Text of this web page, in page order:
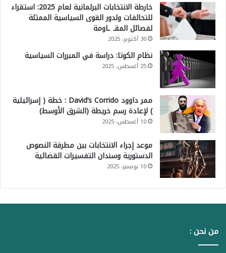
خارطة الانتخابات البرلمانية لعام 2025: استقراء
للتحالفات ولدور القوى السياسية الممثلة
لفصائل المقـ ـاومة
30 أكتوبر، 2025
نظام الكوتا: دراسة في المبررات السياسية
25 أغسطس، 2025
ممر داوود David’s Corrido : خطة ( إسرائيلية
) لإعادة رسم خريطة (الشرق الأوسط)
10 أغسطس، 2025
موعد إجراء الانتخابات بين مطرقة النصوص
الدستورية وسندان التفسيرات القضائية
10 نوفمبر، 2025
من نحن :